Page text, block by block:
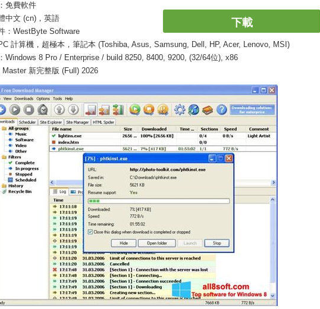
下載
免費軟件
中文 (cn)，英語
：WestByte Software
計算機，超極本，筆記本 (Toshiba, Asus, Samsung, Dell, HP, Acer, Lenovo, MSI)
Windows 8 Pro / Enterprise / build 8250, 8400, 9200, (32/64位), x86
Master 新完整版 (Full) 2026